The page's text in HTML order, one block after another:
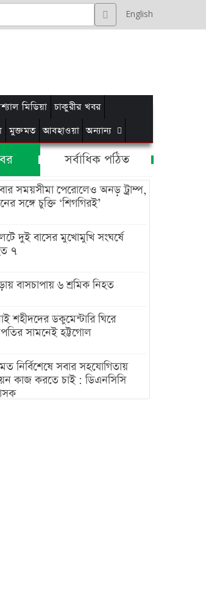
English
মিডিয়া চাকুরীর খবর
মুক্তমত আবহাওয়া অন্যান্য
সর্বাধিক পঠিত
সময়সীমা পেরোলেও অনড় ট্রাম্প,
সঙ্গে চুক্তি ‘শিগগিরই’
দুই বাসের মুখোমুখি সংঘর্ষে
৭
বাসচাপায় ৬ শ্রমিক নিহত
শহীদদের ডকুমেন্টারি ঘিরে
সামনেই হট্টগোল
নির্বিশেষে সবার সহযোগিতায়
কাজ করতে চাই : ডিএনসিসি